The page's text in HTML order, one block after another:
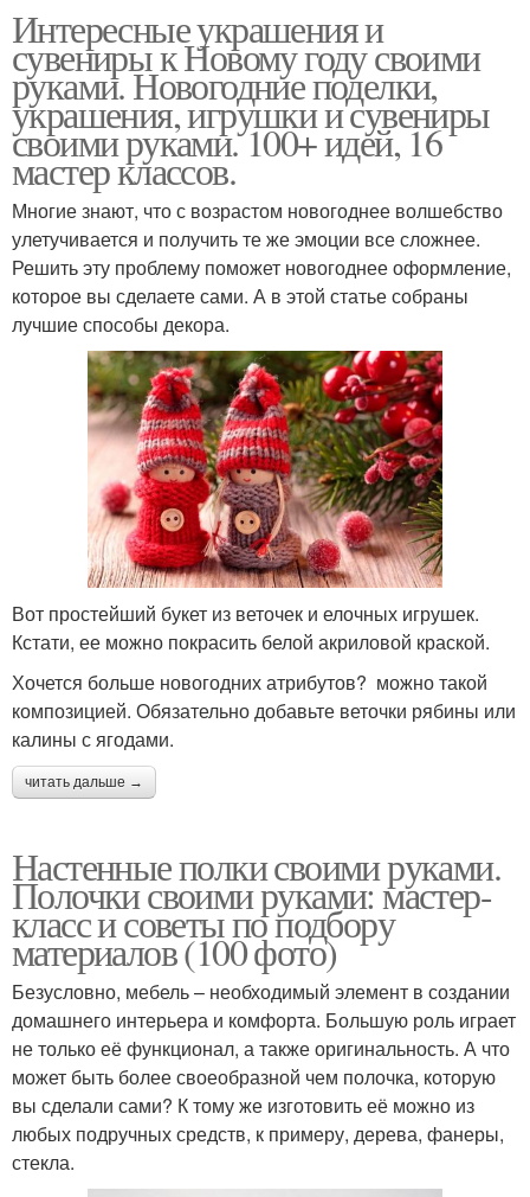
Интересные украшения и
сувениры к Новому году своими
руками. Новогодние поделки,
украшения, игрушки и сувениры
своими руками. 100+ идей, 16
мастер классов.
Многие знают, что с возрастом новогоднее волшебство
улетучивается и получить те же эмоции все сложнее.
Решить эту проблему поможет новогоднее оформление,
которое вы сделаете сами. А в этой статье собраны
лучшие способы декора.
Вот простейший букет из веточек и елочных игрушек.
Кстати, ее можно покрасить белой акриловой краской.
Хочется больше новогодних атрибутов? можно такой
композицией. Обязательно добавьте веточки рябины или
калины с ягодами.
читать дальше →
Настенные полки своими руками.
Полочки своими руками: мастер-
класс и советы по подбору
материалов (100 фото)
Безусловно, мебель – необходимый элемент в создании
домашнего интерьера и комфорта. Большую роль играет
не только её функционал, а также оригинальность. А что
может быть более своеобразной чем полочка, которую
вы сделали сами? К тому же изготовить её можно из
любых подручных средств, к примеру, дерева, фанеры,
стекла.